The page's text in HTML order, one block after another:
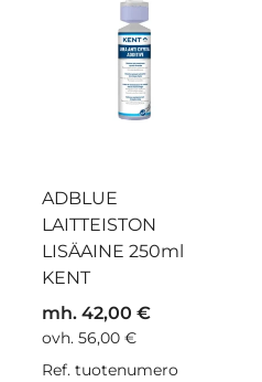
ADBLUE
LAITTEISTON
LISÄAINE 250ml
KENT
mh. 42,00 €
ovh. 56,00 €
Ref. tuotenumero